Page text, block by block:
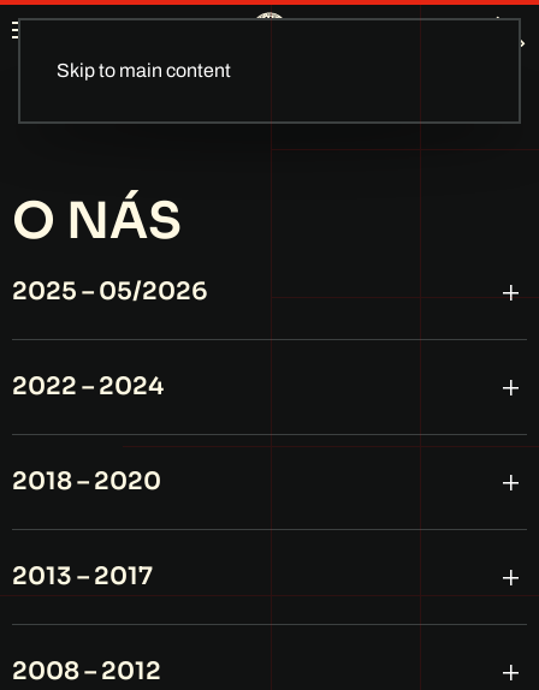
Skip to main content
O NÁS
2025 – 05/2026
2022 – 2024
2018 – 2020
2013 – 2017
2008 – 2012